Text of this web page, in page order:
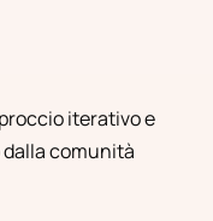
iterativo e
comunità